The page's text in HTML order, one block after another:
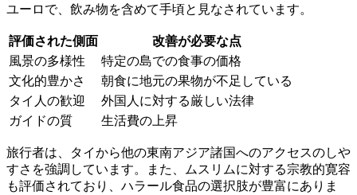
ユーロで、飲み物を含めて手頃と見なされています。
評価された側面
改善が必要な点
風景の多様性
特定の島での食事の価格
文化的豊かさ
朝食に地元の果物が不足している
タイ人の歓迎
外国人に対する厳しい法律
ガイドの質
生活費の上昇
旅行者は、タイから他の東南アジア諸国へのアクセスのしや
すさを強調しています。また、ムスリムに対する宗教的寛容
も評価されており、ハラール食品の選択肢が豊富にありま